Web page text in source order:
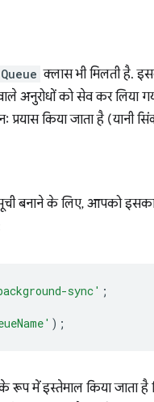
Queue क्लास भी मिलती है.
अनुरोधों को सेव कर लिया
प्रयास किया जाता है (यानी
बनाने के लिए, आपको
sync' ;
);
में इस्तेमाल किया जाता है